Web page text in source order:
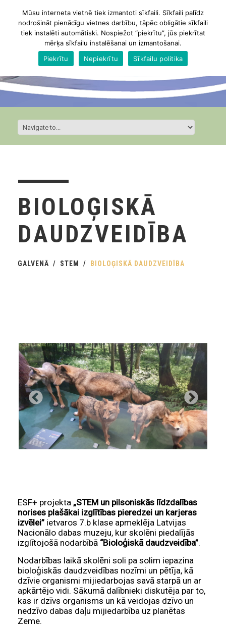
BIOLOĢISKĀ
DAUDZVEIDĪBA
GALVENĀ STEM BIOLOĢISKĀ DAUDZVEIDĪBA
ESF+ projekta „STEM un pilsoniskās līdzdalības
norises plašākai izglītības pieredzei un karjeras
izvēlei” ietvaros 7.b klase apmeklēja Latvijas
Nacionālo dabas muzeju, kur skolēni piedalījās
izglītojošā nodarbībā “Bioloģiskā daudzveidība”.
Nodarbības laikā skolēni soli pa solim iepazina
bioloģiskās daudzveidības nozīmi un pētīja, kā
dzīvie organismi mijiedarbojas savā starpā un ar
apkārtējo vidi. Sākumā dalībnieki diskutēja par to,
kas ir dzīvs organisms un kā veidojas dzīvo un
nedzīvo dabas daļu mijiedarbība uz planētas
Zeme.
Mūsu interneta vietnē tiek izmantoti sīkfaili. Sīkfaili palīdz
nodrošināt pienācīgu vietnes darbību, tāpēc obligātie sīkfaili
tiek instalēti automātiski. Nospiežot “piekrītu”, jūs piekrītat
mērķa sīkfailu instalēšanai un izmantošanai.
Piekrītu
Nepiekrītu Sīkfailu politika